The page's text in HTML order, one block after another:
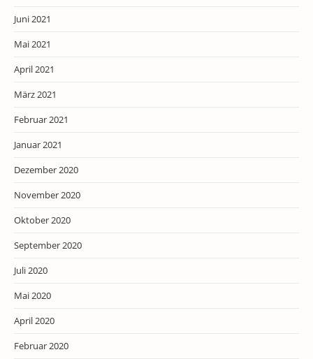
Juni 2021
Mai 2021
April 2021
März 2021
Februar 2021
Januar 2021
Dezember 2020
November 2020
Oktober 2020
September 2020
Juli 2020
Mai 2020
April 2020
Februar 2020